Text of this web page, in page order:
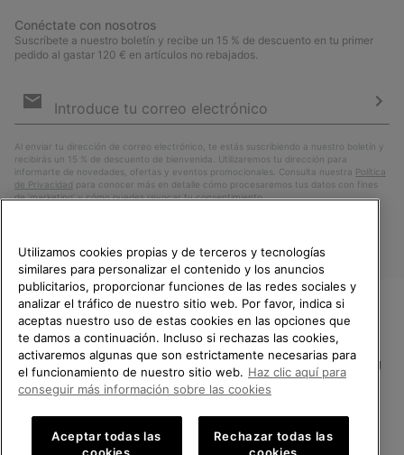
Conéctate con nosotros
Suscríbete a nuestro boletín y recibe un 15 % de descuento en tu primer
pedido al gastar 120 € en artículos no rebajados.
de
Al enviar tu dirección de correo electrónico, te estás suscribiendo a nuestro boletín y
recibirás un 15 % de descuento de bienvenida. Utilizaremos tu dirección para
informarte de novedades, ofertas y eventos promocionales. Consulta nuestra Política
de Privacidad para conocer más en detalle cómo procesaremos tus datos con fines
de ’marketing’ y cómo puedes revocar tu consentimiento.
España
Política de Privacidad Condiciones De Uso Terminos de Venta
TE DAMOS LA BIENVENIDA A
SOREL.
POR FAVOR, SELECCIONA TU
PAÍS.
Compras en línea disponibles
Utilizamos cookies propias y de terceros y tecnologías
similares para personalizar el contenido y los anuncios
publicitarios, proporcionar funciones de las redes sociales y
analizar el tráfico de nuestro sitio web. Por favor, indica si
aceptas nuestro uso de estas cookies en las opciones que
te damos a continuación. Incluso si rechazas las cookies,
activaremos algunas que son estrictamente necesarias para
el funcionamiento de nuestro sitio web. Haz clic aquí para
conseguir más información sobre las cookies
Aceptar todas las
Rechazar todas las